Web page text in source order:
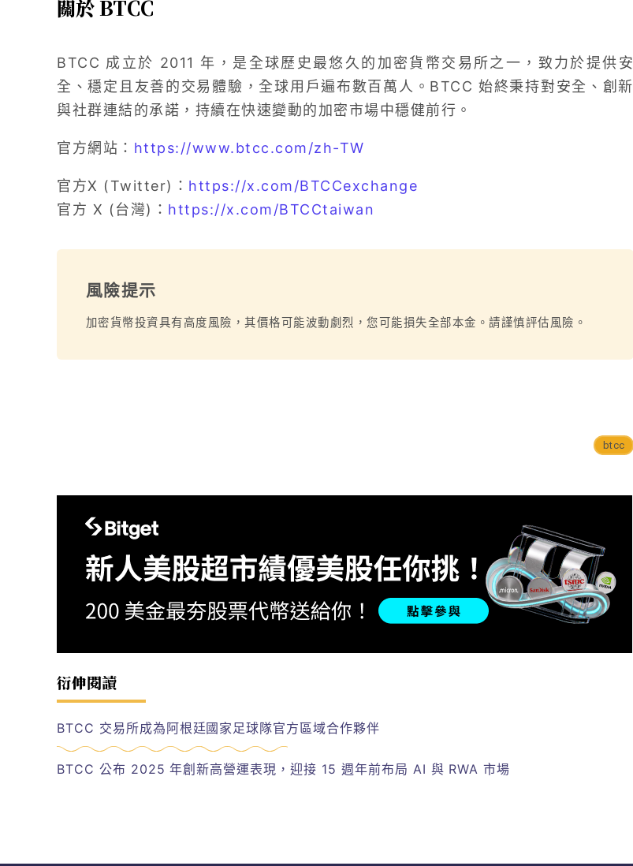
關於 BTCC
BTCC 成立於 2011 年，是全球歷史最悠久的加密貨幣交易所之一，致力於提供安
全、穩定且友善的交易體驗，全球用戶遍布數百萬人。BTCC 始終秉持對安全、創新
與社群連結的承諾，持續在快速變動的加密市場中穩健前行。
官方網站： https://www.btcc.com/zh-TW
官方X (Twitter)： https://x.com/BTCCexchange
官方 X (台灣)： https://x.com/BTCCtaiwan
風險提示
加密貨幣投資具有高度風險，其價格可能波動劇烈，您可能損失全部本金。請謹慎評估風險。
btcc
衍伸閱讀
BTCC 交易所成為阿根廷國家足球隊官方區域合作夥伴
BTCC 公布 2025 年創新高營運表現，迎接 15 週年前布局 AI 與 RWA 市場